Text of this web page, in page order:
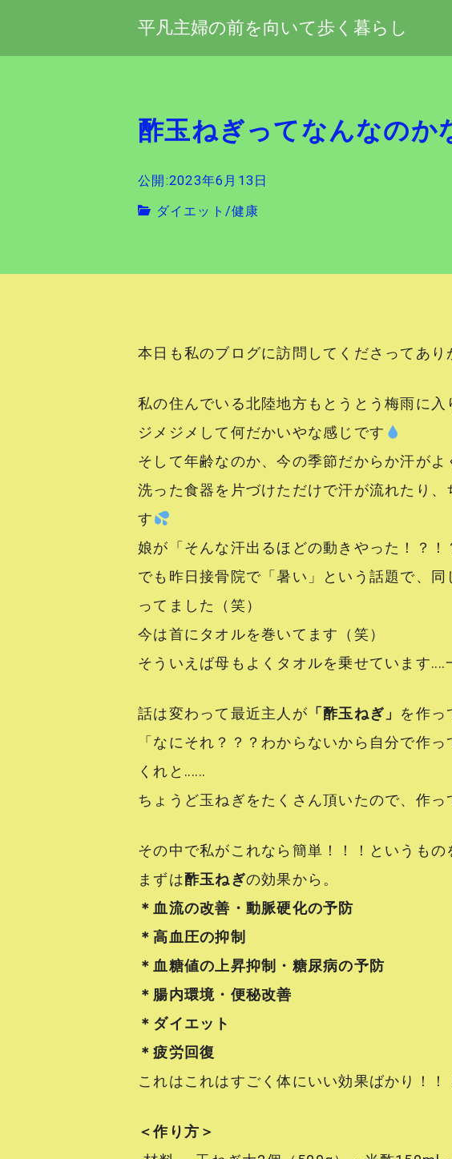
平凡主婦の前を向いて歩く暮らし
酢玉ねぎってなんなのか
公開:2023年6月13日
ダイエット /健康
本日も私のブログに訪問してくださってあり
私の住んでいる北陸地方もとうとう梅雨に入
ジメジメして何だかいやな感じです
そして年齢なのか、今の季節だからか汗がよ
洗った食器を片づけただけで汗が流れたり
す
娘が「そんな汗出るほどの動きやった！？
でも昨日接骨院で「暑い」という話題で、
ってました（笑）
今は首にタオルを巻いてます（笑）
そういえば母もよくタオルを乗せています
話は変わって最近主人が 「酢玉ねぎ」 を作っ
「なにそれ？？？わからないから自分で作
くれと‥‥‥
ちょうど玉ねぎをたくさん頂いたので、作っ
その中で私がこれなら簡単！！！というもの
まずは酢玉ねぎの効果から。
＊血流の改善・動脈硬化の予防
＊高血圧の抑制
＊血糖値の上昇抑制・糖尿病の予防
＊腸内環境・便秘改善
＊ダイエット
＊疲労回復
これはこれはすごく体にいい効果ばかり！！
＜作り方＞